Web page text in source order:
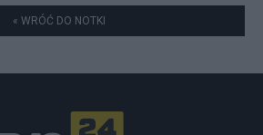
« WRÓĆ DO NOTKI